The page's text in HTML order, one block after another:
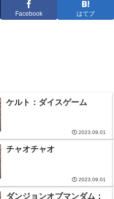
Facebook はてブ
ケルト：ダイスゲーム
2023.09.01
チャオチャオ
2023.09.01
ダンジョンオブマンダム：